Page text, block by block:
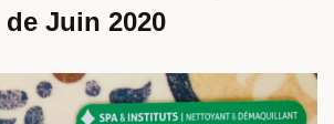
de Juin 2020